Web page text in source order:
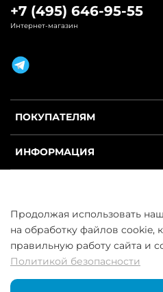
ПОКУПАТЕЛЯМ
ИНФОРМАЦИЯ
+7 (495) 646-95-55
Интернет-магазин
ООО «ГосСнабРезерв» ©
розницу
Продолжая использовать
на обработку файлов cookie,
правильную работу сайта и
Политикой безопасности